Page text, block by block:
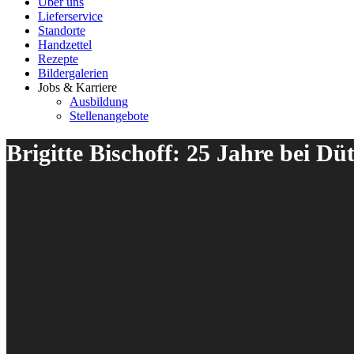
Lieferservice
Standorte
Handzettel
Rezepte
Bildergalerien
Jobs & Karriere
Ausbildung
Stellenangebote
Brigitte Bischoff: 25 Jahre bei